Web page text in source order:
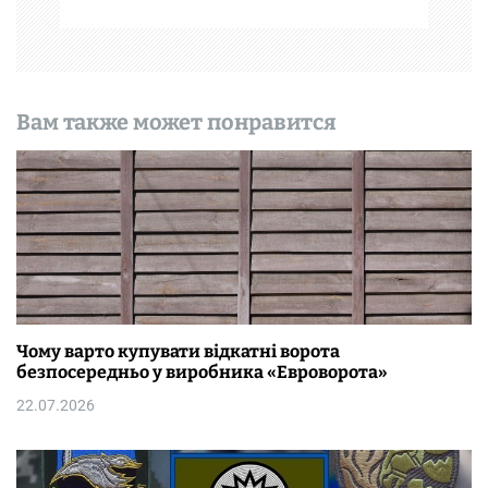
Вам также может понравится
Чому варто купувати відкатні ворота
безпосередньо у виробника «Евроворота»
22.07.2026